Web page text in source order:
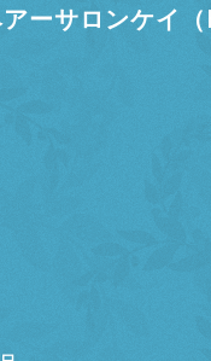
ーサロンケイ（